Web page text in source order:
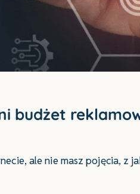
budżet
ale nie masz pojęcia, z